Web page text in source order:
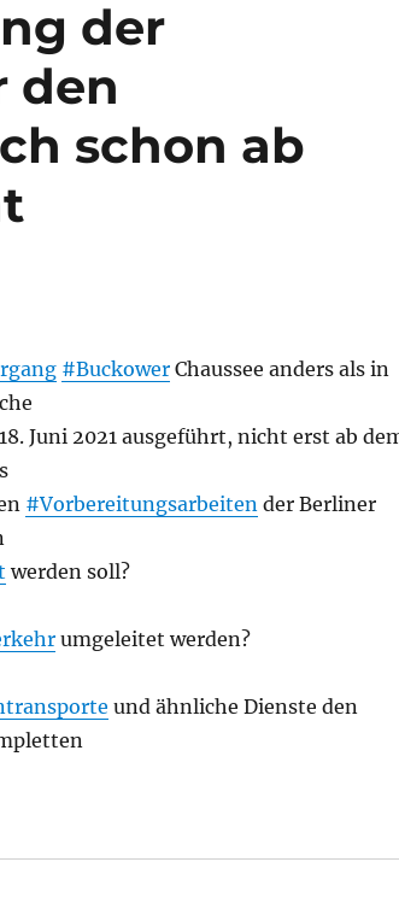
der
den
schon ab
#BuckowerChaussee anders als in
Juni 2021 ausgeführt, nicht erst ab
#Vorbereitungsarbeitender Berliner
werden soll?
umgeleitet werden?
und ähnliche Dienste den
Chaussee für den